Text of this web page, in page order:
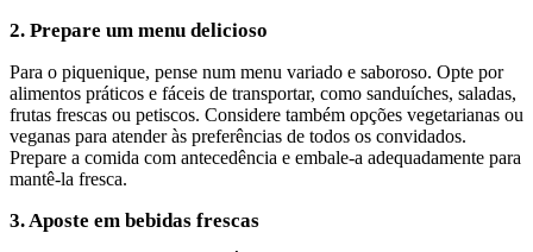
2. Prepare um menu delicioso
Para o piquenique, pense num menu variado e saboroso. Opte por
alimentos práticos e fáceis de transportar, como sanduíches, saladas,
frutas frescas ou petiscos. Considere também opções vegetarianas ou
veganas para atender às preferências de todos os convidados.
Prepare a comida com antecedência e embale-a adequadamente para
mantê-la fresca.
3. Aposte em bebidas frescas